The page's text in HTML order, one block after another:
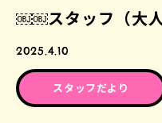
￼￼スタッフ（大
2025.4.10
スタッフだより